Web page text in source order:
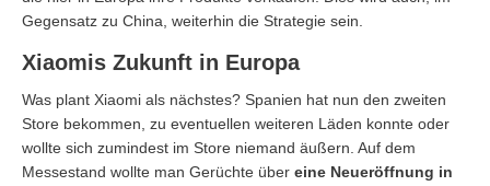
Gegensatz zu China, weiterhin die Strategie sein.
Xiaomis Zukunft in Europa
Was plant Xiaomi als nächstes? Spanien hat nun den zweiten
Store bekommen, zu eventuellen weiteren Läden konnte oder
wollte sich zumindest im Store niemand äußern. Auf dem
Messestand wollte man Gerüchte über eine Neueröffnung in